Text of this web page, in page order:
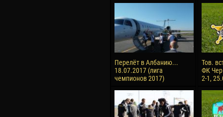
Перелёт в Албанию...
18.07.2017 (лига
чемпионов 2017)
Тов.
ФК
2-1,